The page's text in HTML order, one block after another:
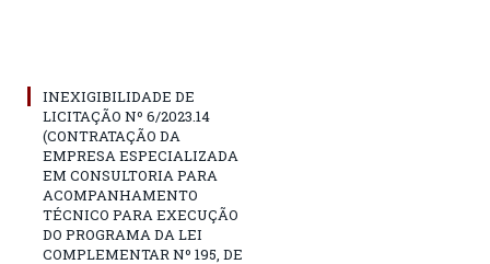
INEXIGIBILIDADE DE
LICITAÇÃO Nº 6/2023.14
(CONTRATAÇÃO DA
EMPRESA ESPECIALIZADA
EM CONSULTORIA PARA
ACOMPANHAMENTO
TÉCNICO PARA EXECUÇÃO
DO PROGRAMA DA LEI
COMPLEMENTAR Nº 195, DE